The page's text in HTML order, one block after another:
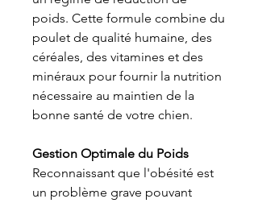
poids. Cette formule combine du
poulet de qualité humaine, des
céréales, des vitamines et des
minéraux pour fournir la nutrition
nécessaire au maintien de la
bonne santé de votre chien.
Gestion Optimale du Poids
Reconnaissant que l'obésité est
un problème grave pouvant